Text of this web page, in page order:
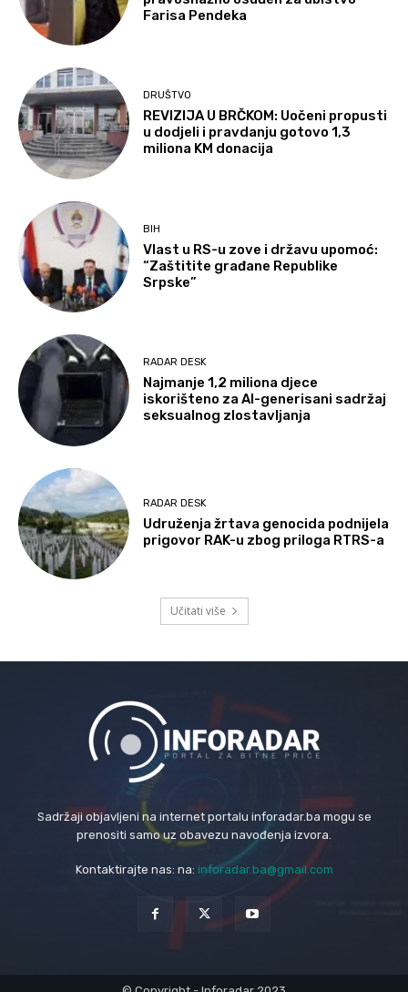
Farisa Pendeka
DRUŠTVO
REVIZIJA U BRČKOM: Uočeni propusti
u dodjeli i pravdanju gotovo 1,3
miliona KM donacija
BIH
Vlast u RS-u zove i državu upomoć:
“Zaštitite građane Republike
Srpske”
RADAR DESK
Najmanje 1,2 miliona djece
iskorišteno za AI-generisani sadržaj
seksualnog zlostavljanja
RADAR DESK
Udruženja žrtava genocida podnijela
prigovor RAK-u zbog priloga RTRS-a
Učitati više
Sadržaji objavljeni na internet portalu inforadar.ba mogu se
prenositi samo uz obavezu navođenja izvora.
Kontaktirajte nas: na: inforadar.ba@gmail.com